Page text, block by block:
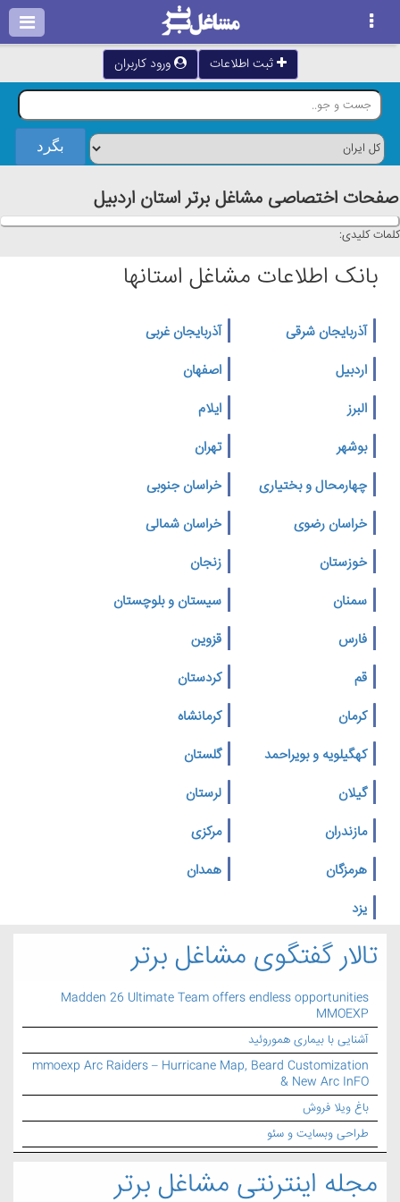
ثبت اطلاعات ورود کاربران
صفحات اختصاصی مشاغل برتر استان اردبيل
کلمات کلیدی:
بانک اطلاعات مشاغل استانها
آذربایجان شرقی
آذربایجان غربی
اردبیل
اصفهان
البرز
ایلام
بوشهر
تهران
چهارمحال و بختیاری
خراسان جنوبی
خراسان رضوی
خراسان شمالی
خوزستان
زنجان
سمنان
سیستان و بلوچستان
فارس
قزوین
قم
کردستان
کرمان
کرمانشاه
کهگیلویه و بویراحمد
گلستان
گیلان
لرستان
مازندران
مرکزی
هرمزگان
همدان
یزد
تالار گفتگوی مشاغل برتر
Madden 26 Ultimate Team offers endless opportunities
MMOEXP
آشنایی با بیماری هموروئید
mmoexp Arc Raiders – Hurricane Map, Beard Customization
& New Arc InFO
باغ ویلا فروش
طراحی وبسایت و سئو
مجله اینترنتی مشاغل برتر